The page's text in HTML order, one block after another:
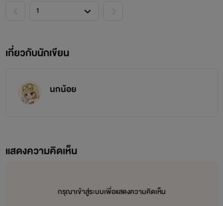
ต้อนรับ นะน่ะ ชีวิตฉันมีแต่งานแล้วก็งานวันหยุดก็อยู่บ้านกับเจ้า
ว่าเมืองกรุงมันวุ่นวายพวกเขาเลยไม่อยากมาอยู่เลยทิ้งลูกสาวตัว
น้อยๆอยู่บ้านที่พวกเขาซื้อให้ตามลำพังกับหมาที่แฟนพี่ชายมา
ฝากให้เลี้ยง(นางเอกขี้ตูว่าหมาเป็นของตัวเอง) อย่านินทานะยัยนัก
เขียนก็คนมันรักนิชิชะ
=pl="อะ โทษที่วะ กุ๊ก พะเอินคิดอะไรนิดน้อยนะ"
เกี่ยวกับนักเขียน
นกน้อย
แสดงความคิดเห็น
กรุณาเข้าสู่ระบบเพื่อแสดงความคิดเห็น